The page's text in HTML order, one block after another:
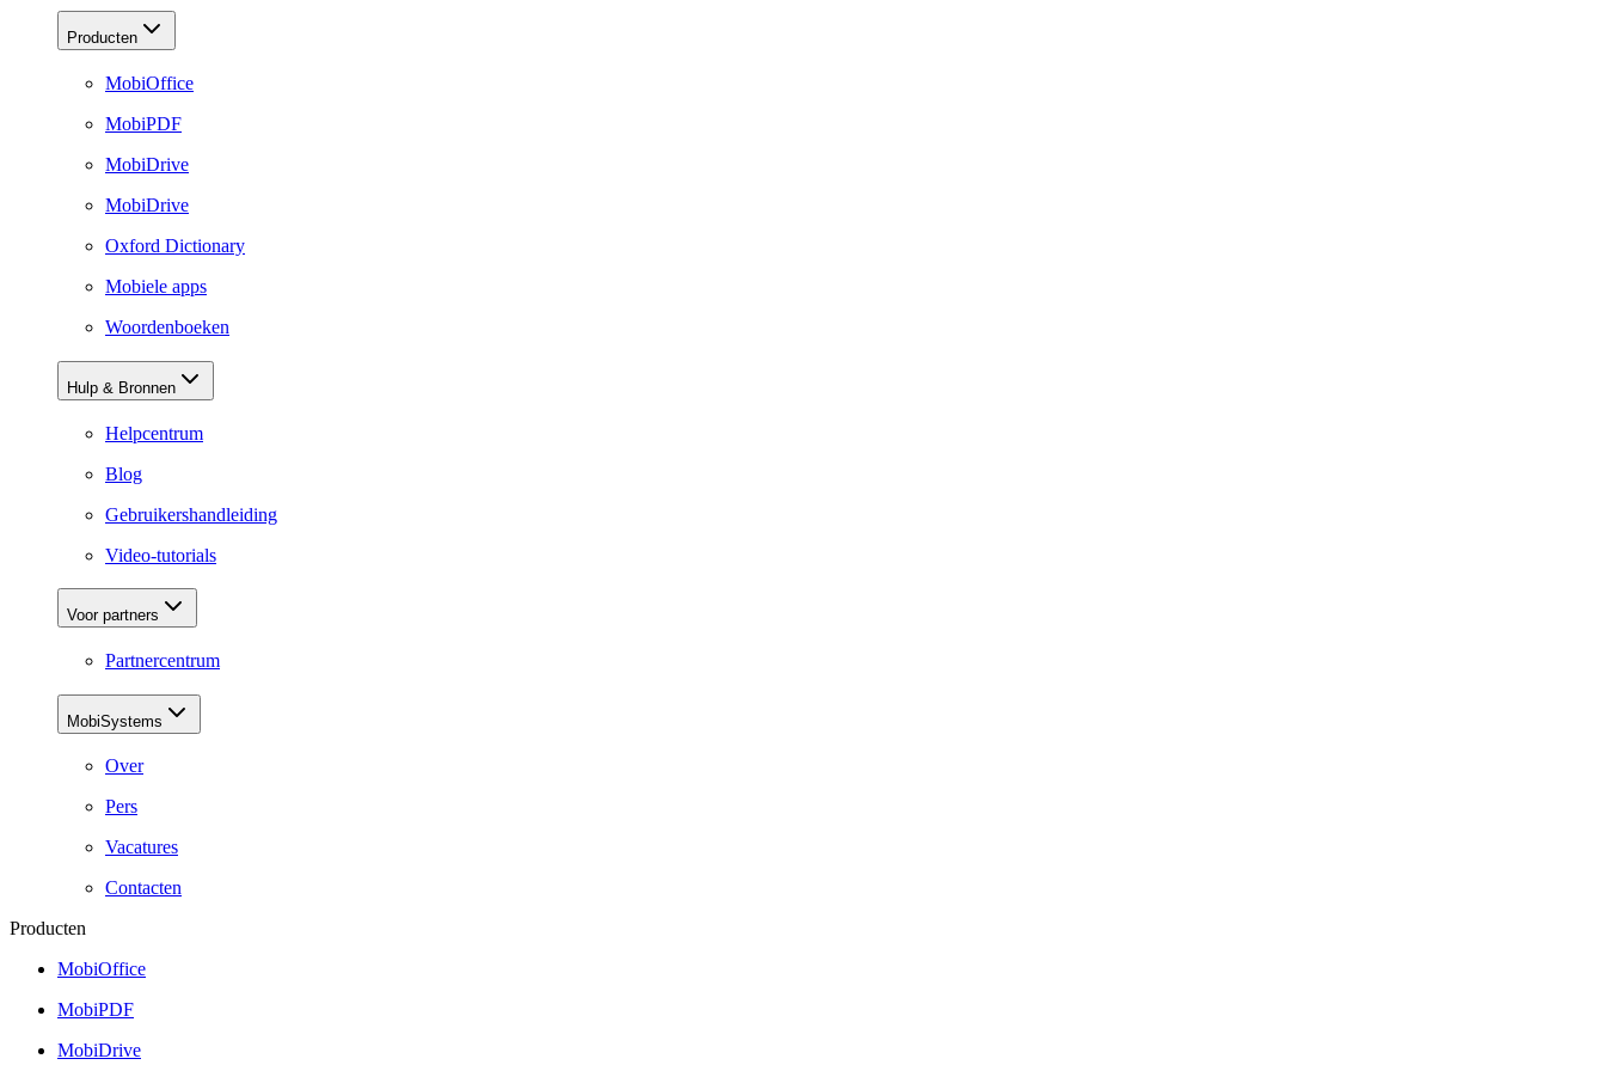
Producten
MobiOffice
MobiPDF
MobiDrive
MobiDrive
Oxford Dictionary
Mobiele apps
Woordenboeken
Hulp & Bronnen
Helpcentrum
Blog
Gebruikershandleiding
Video-tutorials
Voor partners
Partnercentrum
MobiSystems
Over
Pers
Vacatures
Contacten
Producten
MobiOffice
MobiPDF
MobiDrive